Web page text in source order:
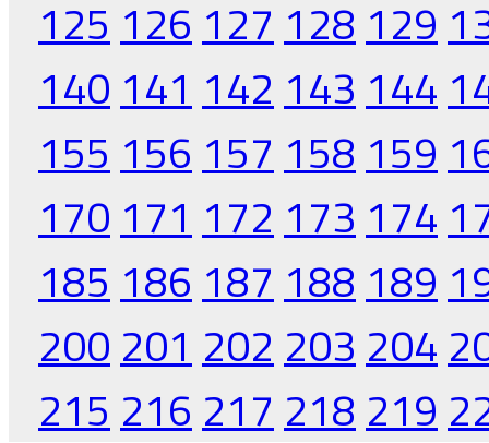
125 126 127 128 129
140 141 142 143 144
155 156 157 158 159
170 171 172 173 174
185 186 187 188 189
200 201 202 203 204
215 216 217 218 219